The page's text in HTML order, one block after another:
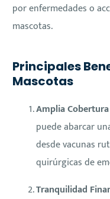
por enfermedades o
mascotas.
Principales
Mascotas
Amplia
puede abarcar
desde vacunas
quirúrgicas de
Tranquilidad